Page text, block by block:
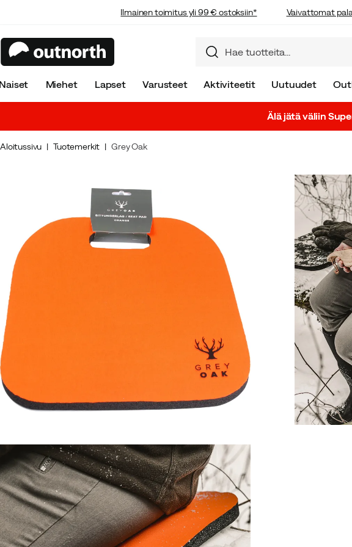
Ilmainen toimitus yli 99 € ostoksiin* Vaivattomat
Miehet Lapset Varusteet Aktiviteetit Uutuudet
Älä jätä väliin
Aloitussivu Tuotemerkit Grey Oak